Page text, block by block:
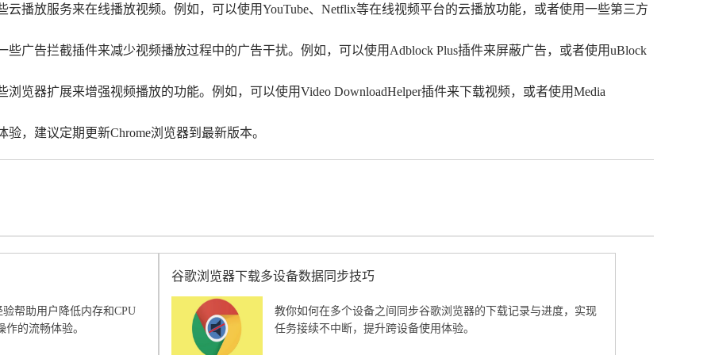
云播放服务来在线播放视频。例如，可以使用YouTube、Netflix等在线视频平台的云播放功能，或者使用一些第三方
些广告拦截插件来减少视频播放过程中的广告干扰。例如，可以使用Adblock Plus插件来屏蔽广告，或者使用uBlock
览器扩展来增强视频播放的功能。例如，可以使用Video DownloadHelper插件来下载视频，或者使用Media
，建议定期更新Chrome浏览器到最新版本。
帮助用户降低内存和CPU
的流畅体验。
谷歌浏览器下载多设备数据同步技巧
教你如何在多个设备之间同步谷歌浏览器的下载记录与进度，实现
任务接续不中断，提升跨设备使用体验。